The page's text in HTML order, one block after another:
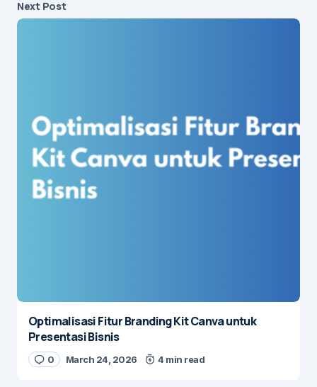
Next Post
Optimalisasi Fitur Branding Kit Canva untuk
Presentasi Bisnis
0 March 24, 2026 4 min read